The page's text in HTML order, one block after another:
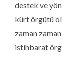
destek ve
kürt örgütü
zaman
istihbarat